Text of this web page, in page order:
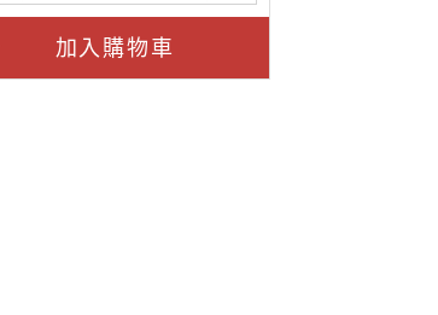
加入購物車